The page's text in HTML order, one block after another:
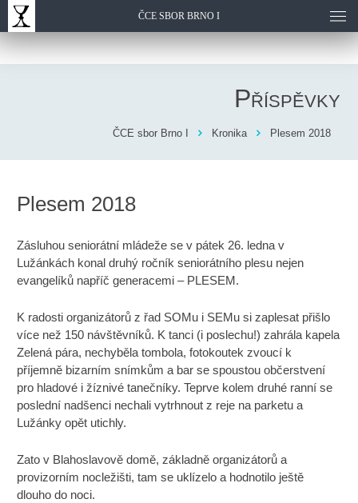
ČCE SBOR BRNO I
Příspěvky
ČCE sbor Brno I Kronika Plesem 2018
Plesem 2018
Zásluhou seniorátní mládeže se v pátek 26. ledna v
Lužánkách konal druhý ročník seniorátního plesu nejen
evangelíků napříč generacemi – PLESEM.
K radosti organizátorů z řad SOMu i SEMu si zaplesat přišlo
více než 150 návštěvníků. K tanci (i poslechu!) zahrála kapela
Zelená pára, nechyběla tombola, fotokoutek zvoucí k
příjemně bizarním snímkům a bar se spoustou občerstvení
pro hladové i žíznivé tanečníky. Teprve kolem druhé ranní se
poslední nadšenci nechali vytrhnout z reje na parketu a
Lužánky opět utichly.
Zato v Blahoslavově domě, základně organizátorů a
provizorním nocležišti, tam se uklízelo a hodnotilo ještě
dlouho do noci.